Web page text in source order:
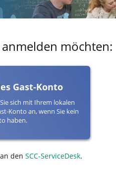
möchten:
Gast-Konto
sich mit Ihrem lokalen
Konto an, wenn Sie kein
haben.
an den SCC-ServiceDesk.